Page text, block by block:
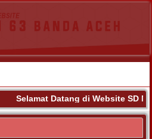
Selamat Datang di Website SD